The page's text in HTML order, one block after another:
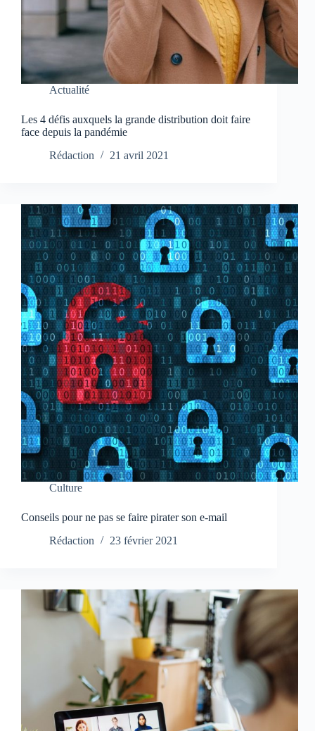
Actualité
Les 4 défis auxquels la grande distribution doit faire
face depuis la pandémie
Rédaction
21 avril 2021
Culture
Conseils pour ne pas se faire pirater son e-mail
Rédaction
23 février 2021